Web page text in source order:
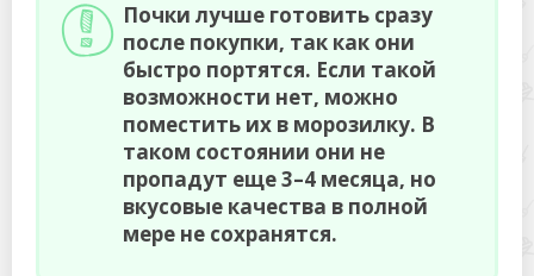
Почки лучше готовить сразу
после покупки, так как они
быстро портятся. Если такой
возможности нет, можно
поместить их в морозилку. В
таком состоянии они не
пропадут еще 3–4 месяца, но
вкусовые качества в полной
мере не сохранятся.